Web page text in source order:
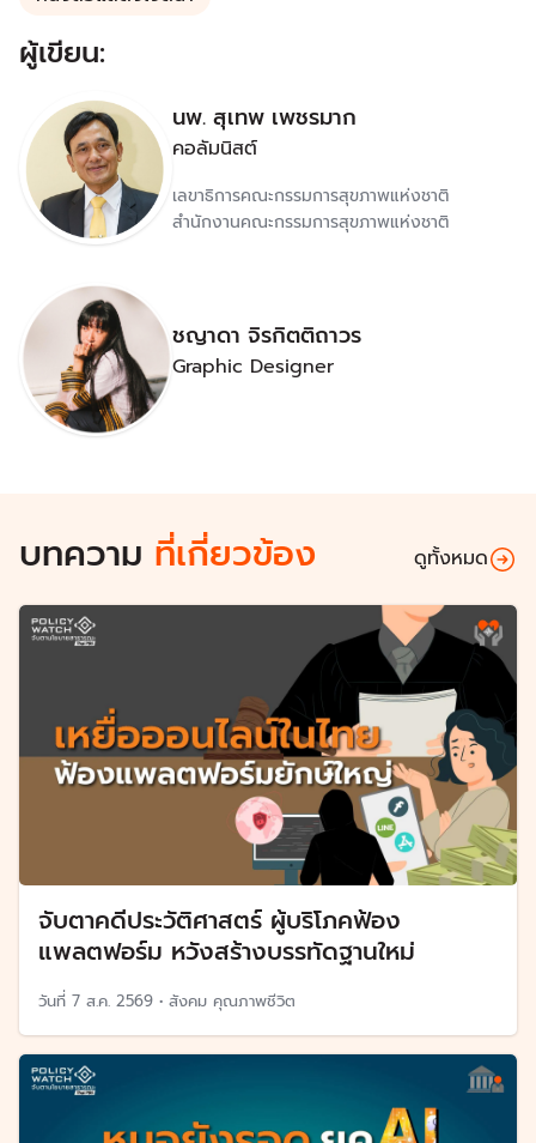
ผู้เขียน:
นพ. สุเทพ เพชรมาก
คอลัมนิสต์
เลขาธิการคณะกรรมการสุขภาพแห่งชาติ
สำนักงานคณะกรรมการสุขภาพแห่งชาติ
ชญาดา จิรกิตติถาวร
Graphic Designer
บทความ ที่เกี่ยวข้อง ดูทั้งหมด
จับตาคดีประวัติศาสตร์ ผู้บริโภคฟ้อง
แพลตฟอร์ม หวังสร้างบรรทัดฐานใหม่
วันที่ 7 ส.ค. 2569 • สังคม คุณภาพชีวิต